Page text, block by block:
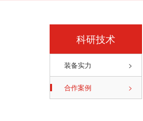
科研技术
装备实力 >
合作案例 >